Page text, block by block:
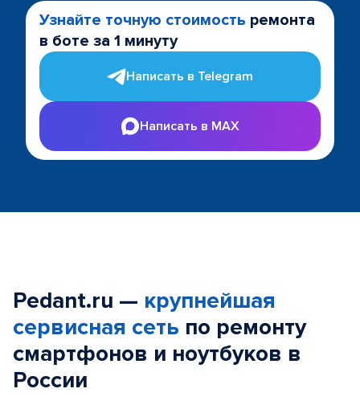
Узнайте точную стоимость ремонта
в боте за 1 минуту
Написать в Telegram
Написать в MAX
Pedant.ru — крупнейшая
сервисная сеть по ремонту
смартфонов и ноутбуков в
России